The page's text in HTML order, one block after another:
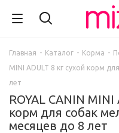
Главная - Каталог - Корма -
MINI ADULT 8 кг сухой корм
лет
ROYAL CANIN MINI
корм для собак
месяцев до 8 лет